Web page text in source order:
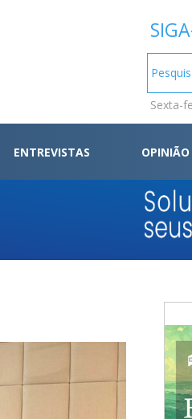
Sexta-
ENTREVISTAS OPINIÃO